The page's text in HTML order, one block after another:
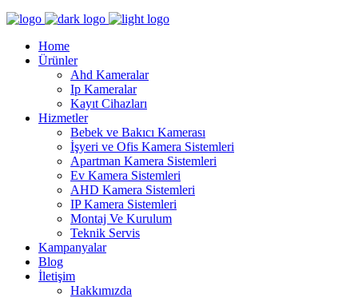
Home
Ürünler
Ahd Kameralar
Ip Kameralar
Kayıt Cihazları
Hizmetler
Bebek ve Bakıcı Kamerası
İşyeri ve Ofis Kamera Sistemleri
Apartman Kamera Sistemleri
Ev Kamera Sistemleri
AHD Kamera Sistemleri
IP Kamera Sistemleri
Montaj Ve Kurulum
Teknik Servis
Kampanyalar
Blog
İletişim
Hakkımızda